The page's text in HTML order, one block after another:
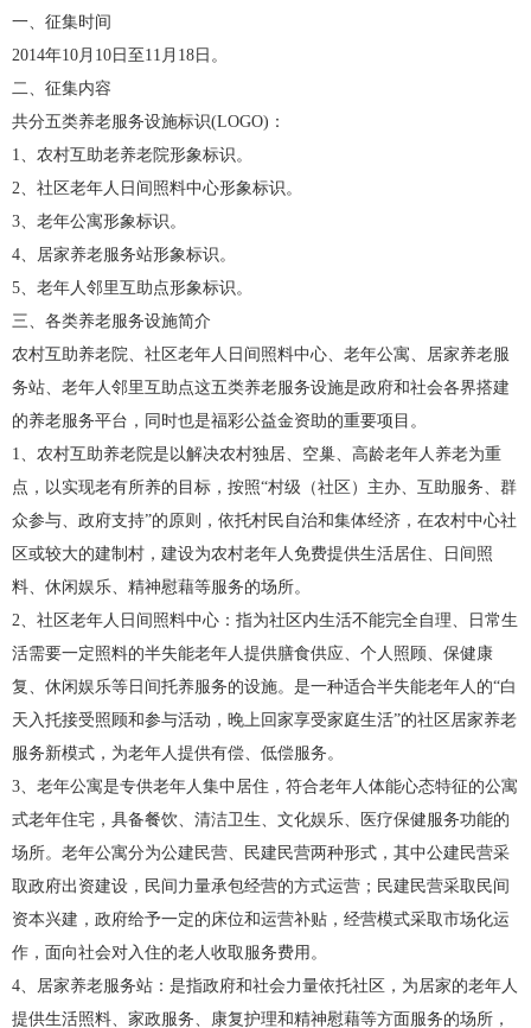
一、征集时间
2014年10月10日至11月18日。
二、征集内容
共分五类养老服务设施标识(LOGO)：
1、农村互助老养老院形象标识。
2、社区老年人日间照料中心形象标识。
3、老年公寓形象标识。
4、居家养老服务站形象标识。
5、老年人邻里互助点形象标识。
三、各类养老服务设施简介
农村互助养老院、社区老年人日间照料中心、老年公寓、居家养老服
务站、老年人邻里互助点这五类养老服务设施是政府和社会各界搭建
的养老服务平台，同时也是福彩公益金资助的重要项目。
1、农村互助养老院是以解决农村独居、空巢、高龄老年人养老为重
点，以实现老有所养的目标，按照“村级（社区）主办、互助服务、群
众参与、政府支持”的原则，依托村民自治和集体经济，在农村中心社
区或较大的建制村，建设为农村老年人免费提供生活居住、日间照
料、休闲娱乐、精神慰藉等服务的场所。
2、社区老年人日间照料中心：指为社区内生活不能完全自理、日常生
活需要一定照料的半失能老年人提供膳食供应、个人照顾、保健康
复、休闲娱乐等日间托养服务的设施。是一种适合半失能老年人的“白
天入托接受照顾和参与活动，晚上回家享受家庭生活”的社区居家养老
服务新模式，为老年人提供有偿、低偿服务。
3、老年公寓是专供老年人集中居住，符合老年人体能心态特征的公寓
式老年住宅，具备餐饮、清洁卫生、文化娱乐、医疗保健服务功能的
场所。老年公寓分为公建民营、民建民营两种形式，其中公建民营采
取政府出资建设，民间力量承包经营的方式运营；民建民营采取民间
资本兴建，政府给予一定的床位和运营补贴，经营模式采取市场化运
作，面向社会对入住的老人收取服务费用。
4、居家养老服务站：是指政府和社会力量依托社区，为居家的老年人
提供生活照料、家政服务、康复护理和精神慰藉等方面服务的场所，